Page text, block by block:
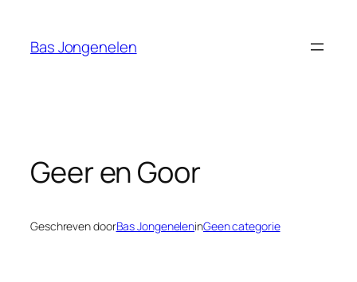
Bas Jongenelen
Geer en Goor
Geschreven doorBas JongeneleninGeen categorie